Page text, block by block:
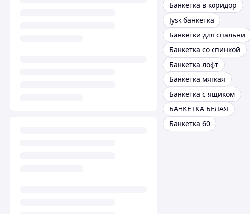
Банкетка в коридор
Jysk банкетка
Банкетки для спальни
Банкетка со спинкой
Банкетка лофт
Банкетка мягкая
Банкетка с ящиком
БАНКЕТКА БЕЛАЯ
Банкетка 60